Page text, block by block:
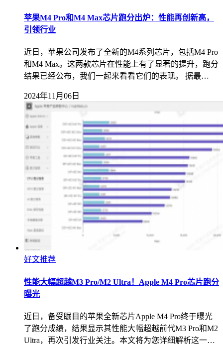
苹果M4 Pro和M4 Max芯片跑分出炉：性能再创新高，
引领行业
近日，苹果公司发布了全新的M4系列芯片，包括M4 Pro
和M4 Max。这两款芯片在性能上有了显著的提升，跑分
结果已经公布，我们一起来看看它们的表现。 据最…
2024年11月06日
好文推荐
性能大幅超越M3 Pro/M2 Ultra！Apple M4 Pro芯片跑分
曝光
近日，备受瞩目的苹果全新芯片Apple M4 Pro终于曝光
了跑分成绩，结果显示其性能大幅超越前代M3 Pro和M2
Ultra，再次引发行业关注。本文将为您详细解析这一…